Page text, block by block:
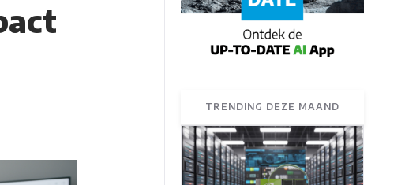
TRENDING DEZE MAAND